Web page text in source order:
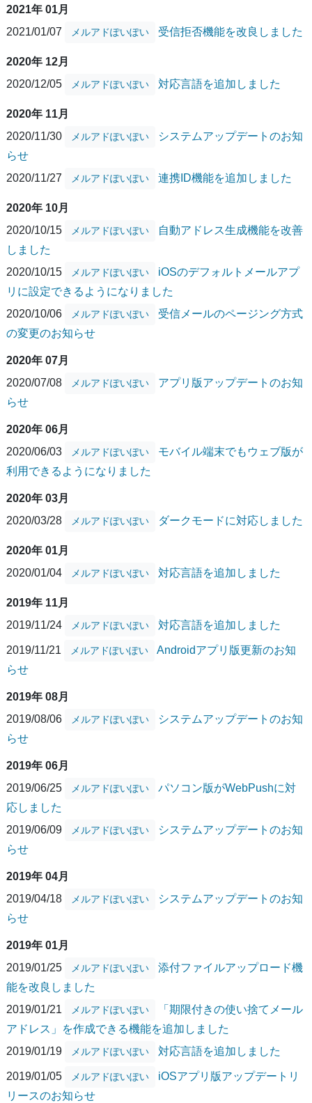
2021年 01月
2021/01/07
メルアドぽいぽい 受信拒否機能を改良しました
2020年 12月
2020/12/05
メルアドぽいぽい 対応言語を追加しました
2020年 11月
2020/11/30
メルアドぽいぽい
システムアップデートのお知
らせ
2020/11/27
メルアドぽいぽい 連携ID機能を追加しました
2020年 10月
2020/10/15
メルアドぽいぽい
自動アドレス生成機能を改善
しました
2020/10/15
メルアドぽいぽい
iOSのデフォルトメールアプ
リに設定できるようになりました
2020/10/06
メルアドぽいぽい
受信メールのページング方式
の変更のお知らせ
2020年 07月
2020/07/08
メルアドぽいぽい
アプリ版アップデートのお知
らせ
2020年 06月
2020/06/03
メルアドぽいぽい
モバイル端末でもウェブ版が
利用できるようになりました
2020年 03月
2020/03/28
メルアドぽいぽい ダークモードに対応しました
2020年 01月
2020/01/04
メルアドぽいぽい 対応言語を追加しました
2019年 11月
2019/11/24
メルアドぽいぽい 対応言語を追加しました
2019/11/21 メルアドぽいぽい
Androidアプリ版更新のお知
らせ
2019年 08月
2019/08/06
メルアドぽいぽい
システムアップデートのお知
らせ
2019年 06月
2019/06/25
メルアドぽいぽい
パソコン版がWebPushに対
応しました
2019/06/09
メルアドぽいぽい
システムアップデートのお知
らせ
2019年 04月
2019/04/18
メルアドぽいぽい
システムアップデートのお知
らせ
2019年 01月
2019/01/25
メルアドぽいぽい
添付ファイルアップロード機
能を改良しました
2019/01/21
メルアドぽいぽい
「期限付きの使い捨てメール
アドレス」を作成できる機能を追加しました
2019/01/19
メルアドぽいぽい 対応言語を追加しました
2019/01/05 メルアドぽいぽい
iOSアプリ版アップデートリ
リースのお知らせ